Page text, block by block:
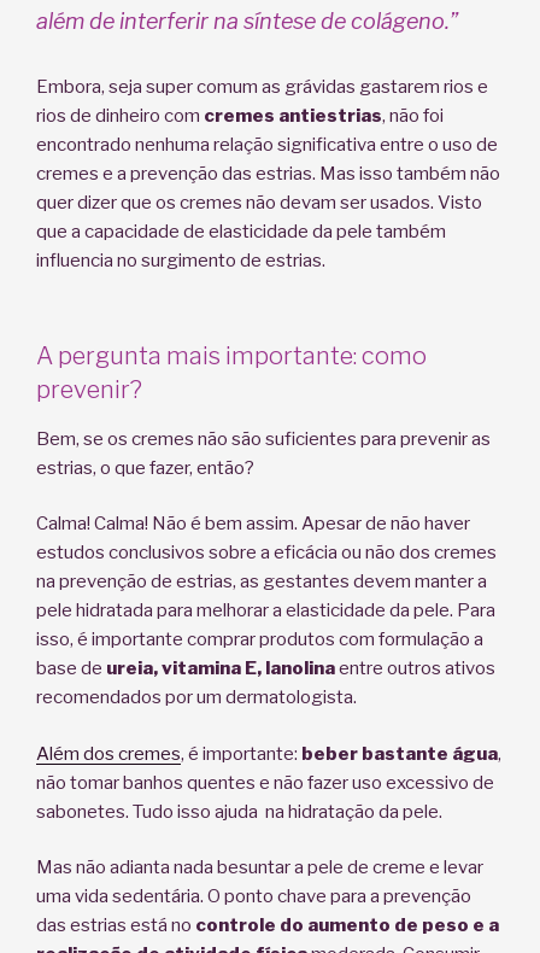
além de interferir na síntese de colágeno.”
Embora, seja super comum as grávidas gastarem rios e
rios de dinheiro com cremes antiestrias, não foi
encontrado nenhuma relação significativa entre o uso de
cremes e a prevenção das estrias. Mas isso também não
quer dizer que os cremes não devam ser usados. Visto
que a capacidade de elasticidade da pele também
influencia no surgimento de estrias.
A pergunta mais importante: como
prevenir?
Bem, se os cremes não são suficientes para prevenir as
estrias, o que fazer, então?
Calma! Calma! Não é bem assim. Apesar de não haver
estudos conclusivos sobre a eficácia ou não dos cremes
na prevenção de estrias, as gestantes devem manter a
pele hidratada para melhorar a elasticidade da pele. Para
isso, é importante comprar produtos com formulação a
base de ureia, vitamina E, lanolinaentre outros ativos
recomendados por um dermatologista.
Além dos cremes, é importante: beber bastante água,
não tomar banhos quentes e não fazer uso excessivo de
sabonetes. Tudo isso ajuda na hidratação da pele.
Mas não adianta nada besuntar a pele de creme e levar
uma vida sedentária. O ponto chave para a prevenção
das estrias está no controle do aumento de peso e a